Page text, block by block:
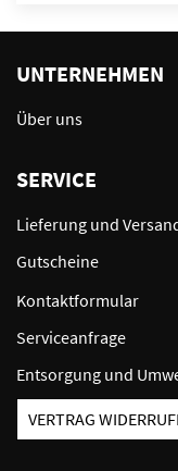
UNTERNEHMEN
Über uns
SERVICE
Lieferung und
Gutscheine
Kontaktformular
Serviceanfrage
Entsorgung und
VERTRAG